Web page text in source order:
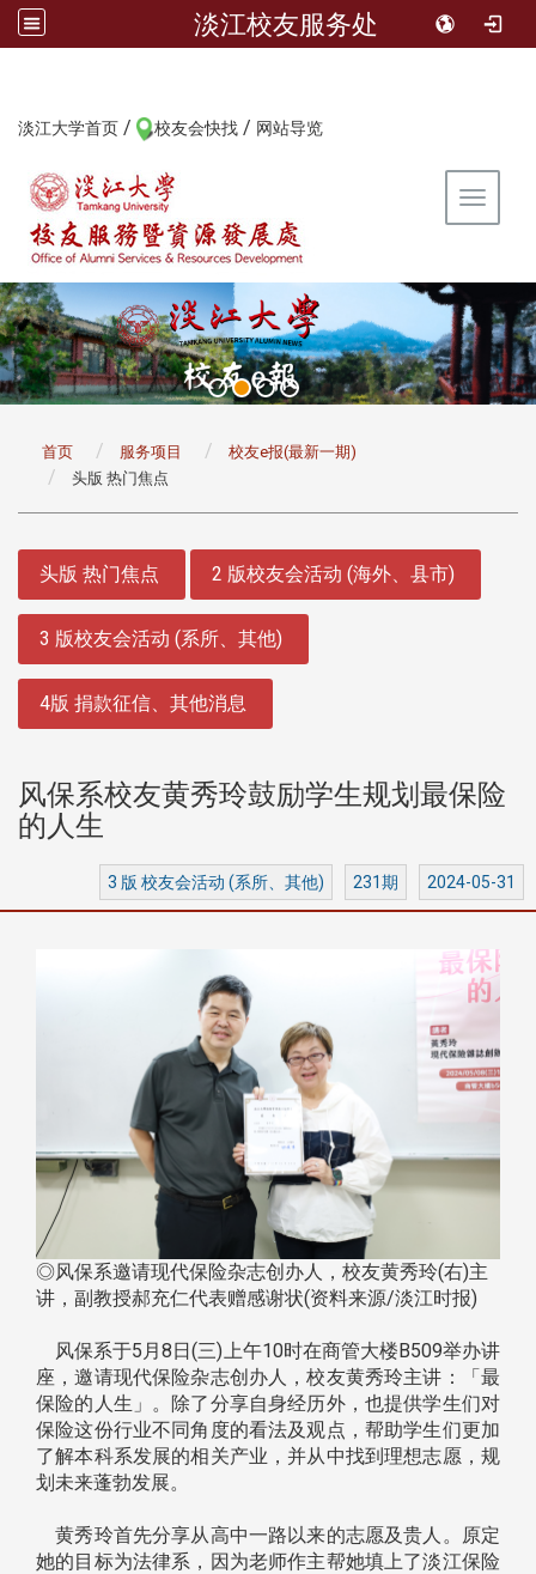
淡江校友服务处
淡江大学首页 / 校友会快找 / 网站导览
Toggle
首页 服务项目
校友e报(最新一期)
头版 热门焦点
头版 热门焦点 2 版校友会活动 (海外、县市)
3 版校友会活动 (系所、其他)
4版 捐款征信、其他消息
风保系校友黄秀玲鼓励学生规划最保险
的人生
3 版 校友会活动 (系所、其他) 231期 2024-05-31
◎风保系邀请现代保险杂志创办人，校友黄秀玲(右)主
讲，副教授郝充仁代表赠感谢状(资料来源/淡江时报)
风保系于5月8日(三)上午10时在商管大楼B509举办讲
座，邀请现代保险杂志创办人，校友黄秀玲主讲：「最
保险的人生」。除了分享自身经历外，也提供学生们对
保险这份行业不同角度的看法及观点，帮助学生们更加
了解本科系发展的相关产业，并从中找到理想志愿，规
划未来蓬勃发展。
黄秀玲首先分享从高中一路以来的志愿及贵人。原定
她的目标为法律系，因为老师作主帮她填上了淡江保险